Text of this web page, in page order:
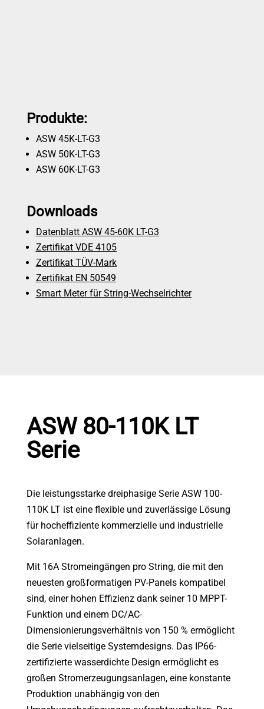
Produkte:
ASW 45K-LT-G3
ASW 50K-LT-G3
ASW 60K-LT-G3
Downloads
Datenblatt ASW 45-60K LT-G3
Zertifikat VDE 4105
Zertifikat TÜV-Mark
Zertifikat EN 50549
Smart Meter für String-Wechselrichter
ASW 80-110K LT
Serie
Die leistungsstarke dreiphasige Serie ASW 100-
110K LT ist eine flexible und zuverlässige Lösung
für hocheffiziente kommerzielle und industrielle
Solaranlagen.
Mit 16A Stromeingängen pro String, die mit den
neuesten großformatigen PV-Panels kompatibel
sind, einer hohen Effizienz dank seiner 10 MPPT-
Funktion und einem DC/AC-
Dimensionierungsverhältnis von 150 % ermöglicht
die Serie vielseitige Systemdesigns. Das IP66-
zertifizierte wasserdichte Design ermöglicht es
großen Stromerzeugungsanlagen, eine konstante
Produktion unabhängig von den